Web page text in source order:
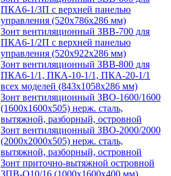
ПКА6-1/3П с верхней панелью
управления (520х786х286 мм)
Зонт вентиляционный ЗВВ-700 для
ПКА6-1/2П с верхней панелью
управления (520х922х286 мм)
Зонт вентиляционный ЗВВ-800 для
ПКА6-1/1, ПКА-10-1/1, ПКА-20-1/1
всех моделей (843х1058х286 мм)
Зонт вентиляционный ЗВО-1600/1600
(1600х1600х505) нерж. сталь,
вытяжной, разборный, островной
Зонт вентиляционный ЗВО-2000/2000
(2000х2000х505) нерж. сталь,
вытяжной, разборный, островной
Зонт приточно-вытяжной островной
ЗПВ-О10/16 (1000х1600х400 мм)